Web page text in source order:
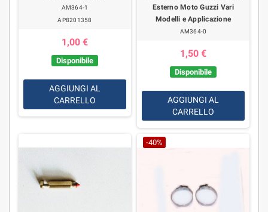
AM364-1
AP8201358
1,00 €
Disponibile
AGGIUNGI AL
CARRELLO
Esterno Moto Guzzi Vari
Modelli e Applicazione
AM364-0
1,50 €
Disponibile
AGGIUNGI AL
CARRELLO
-40%